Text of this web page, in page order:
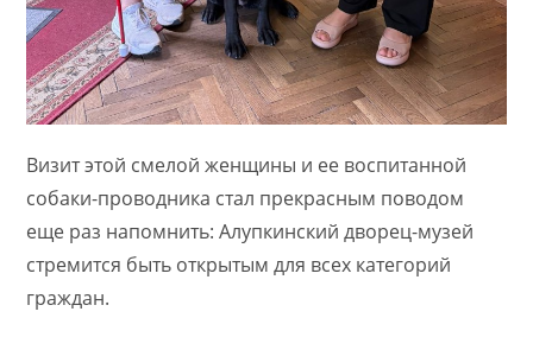
Визит этой смелой женщины и ее воспитанной
собаки-проводника стал прекрасным поводом
еще раз напомнить: Алупкинский дворец-музей
стремится быть открытым для всех категорий
граждан.